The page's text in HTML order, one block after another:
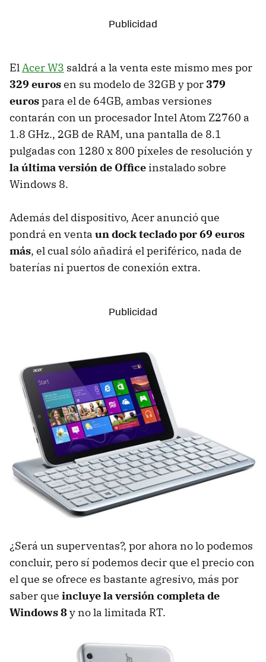
ElAcer W3 saldrá a la venta este mismo mes por
329 eurosen su modelo de 32GB y por379
eurospara el de 64GB, ambas versiones
contarán con un procesador Intel Atom Z2760 a
1.8 GHz., 2GB de RAM, una pantalla de 8.1
pulgadas con 1280 x 800 píxeles de resolución y
la última versión de Office instalado sobre
Windows 8.
Además del dispositivo, Acer anunció que
pondrá en venta un dock teclado por 69 euros
más, el cual sólo añadirá el periférico, nada de
baterías ni puertos de conexión extra.
¿Será un superventas?, por ahora no lo podemos
concluir, pero sí podemos decir que el precio con
el que se ofrece es bastante agresivo, más por
saber que incluye la versión completa de
Windows 8y no la limitada RT.